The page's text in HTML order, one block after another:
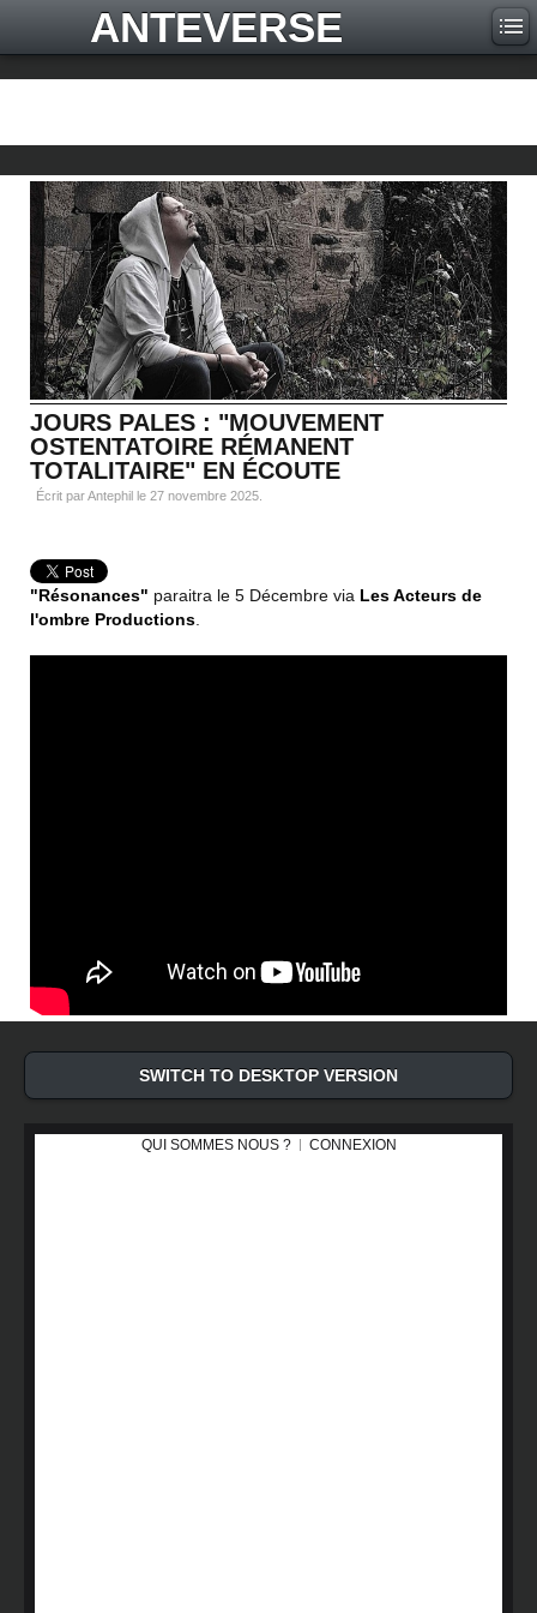
ANTEVERSE
JOURS PALES : "MOUVEMENT
OSTENTATOIRE RÉMANENT
TOTALITAIRE" EN ÉCOUTE
Écrit par Antephil le 27 novembre 2025
"Résonances" paraitra le 5 Décembre via Les Acteurs de
l'ombre Productions
SWITCH TO DESKTOP VERSION
QUI SOMMES NOUS ? CONNEXION